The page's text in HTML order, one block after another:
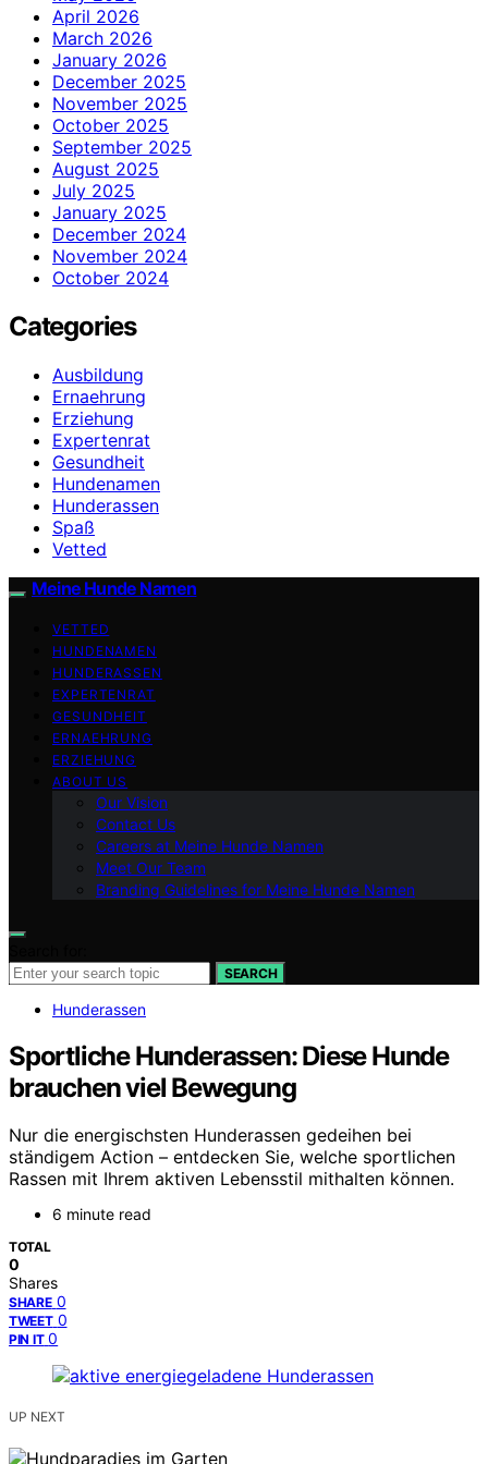
April 2026
March 2026
January 2026
December 2025
November 2025
October 2025
September 2025
August 2025
July 2025
January 2025
December 2024
November 2024
October 2024
Categories
Ausbildung
Ernaehrung
Erziehung
Expertenrat
Gesundheit
Hundenamen
Hunderassen
Spaß
Vetted
Meine Hunde Namen
VETTED
HUNDENAMEN
HUNDERASSEN
EXPERTENRAT
GESUNDHEIT
ERNAEHRUNG
ERZIEHUNG
ABOUT US
Our Vision
Contact Us
Careers at Meine Hunde Namen
Meet Our Team
Branding Guidelines for Meine Hunde Namen
SEARCH
Hunderassen
Sportliche Hunderassen: Diese Hunde
brauchen viel Bewegung
Nur die energischsten Hunderassen gedeihen bei
ständigem Action – entdecken Sie, welche sportlichen
Rassen mit Ihrem aktiven Lebensstil mithalten können.
6 minute read
TOTAL
0
Shares
SHARE 0
TWEET 0
PIN IT 0
UP NEXT